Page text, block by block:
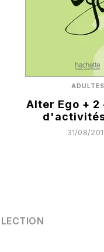
ADULTES
Alter Ego + 2
31/08/